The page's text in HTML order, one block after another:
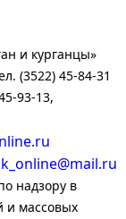
и курганцы»
(3522) 45-84-31
93-13,
надзору в
и массовых